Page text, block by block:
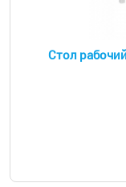
Стол